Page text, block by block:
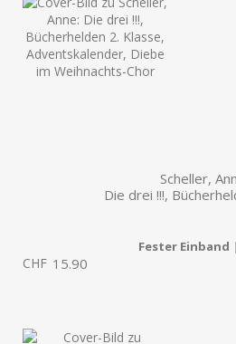
Scheller,
Die drei !!!,
Fester Einband
CHF 15.90